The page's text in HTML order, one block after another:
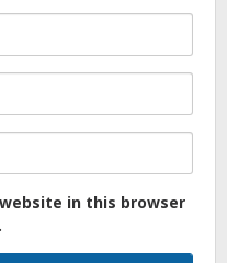
in this browser